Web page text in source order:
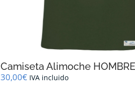
Camiseta Alimoche HOMBRE
30,00€ IVA incluido